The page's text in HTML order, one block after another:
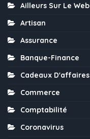
Ailleurs Sur Le Web
Artisan
Assurance
Banque-Finance
Cadeaux D'affaires
Commerce
Comptabilité
Coronavirus